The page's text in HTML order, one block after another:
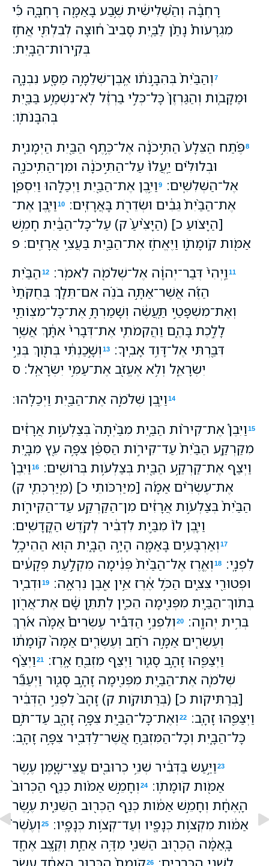
רָחְבָּ֔הּ וְהַ֨שְּׁלִישִׁ֔ית שֶׁ֥בַע בָּאַמָּ֖ה רָחְבָּ֑הּ כִּ֡י
מִגְרָעֹות֩ נָתַ֨ן לַבַּ֤יִת סָבִיב֙ ח֔וּצָה לְבִלְתִּ֖י אֲחֹ֥ז
בְּקִֽירֹות־הַבָּֽיִת׃
7 וְהַבַּ֙יִת֙ בְּהִבָּ֣נֹתֹ֔ו אֶֽבֶן־שְׁלֵמָ֥ה מַסָּ֖ע נִבְנָ֑ה
וּמַקָּבֹ֤ות וְהַגַּרְזֶן֙ כָּל־כְּלִ֣י בַרְזֶ֔ל לֹֽא־נִשְׁמַ֥ע בַּבַּ֖יִת
בְּהִבָּנֹתֹֽו׃
8פֶּ֗תַח הַצֵּלָע֙ הַתִּ֣יכֹנָ֔ה אֶל־כֶּ֥תֶף הַבַּ֖יִת הַיְמָנִ֑ית
וּבְלוּלִּ֗ים יַֽעֲלוּ֙ עַל־הַתִּ֣יכֹנָ֔ה וּמִן־הַתִּֽיכֹנָ֖ה
אֶל־הַשְּׁלִשִֽׁים׃
9 וַיִּ֥בֶן אֶת־הַבַּ֖יִת וַיְכַלֵּ֑הוּ וַיִּסְפֹּ֤ן
אֶת־הַבַּ֙יִת֙ גֵּבִ֔ים וּשְׂדֵרֹ֖ת בָּאֲרָזִֽים׃
10 וַיִּ֤בֶן אֶת־
[הַיָּצֹועַ כ] (הַיָּצִ֙יעַ֙ ק) עַל־כָּל־הַבַּ֔יִת חָמֵ֥שׁ
אַמֹּ֖ות קֹֽומָתֹ֑ו וַיֶּאֱחֹ֥ז אֶת־הַבַּ֖יִת בַּעֲצֵ֥י אֲרָזִֽים׃ פ
11 וַֽיְהִי֙ דְּבַר־יְהוָ֔ה אֶל־שְׁלֹמֹ֖ה לֵאמֹֽר׃ 12 הַבַּ֨יִת
הַזֶּ֜ה אֲשֶׁר־אַתָּ֣ה בֹנֶ֗ה אִם־תֵּלֵ֤ךְ בְּחֻקֹּתַי֙
וְאֶת־מִשְׁפָּטַ֣י תַּֽעֲשֶׂ֔ה וְשָׁמַרְתָּ֥ אֶת־כָּל־מִצְוֹתַ֖י
לָלֶ֣כֶת בָּהֶ֑ם וַהֲקִמֹתִ֤י אֶת־דְּבָרִי֙ אִתָּ֔ךְ אֲשֶׁ֥ר
דִּבַּ֖רְתִּי אֶל־דָּוִ֥ד אָבִֽיךָ׃
13 וְשָׁ֣כַנְתִּ֔י בְּתֹ֖וךְ בְּנֵ֣י
יִשְׂרָאֵ֑ל וְלֹ֥א אֶעֱזֹ֖ב אֶת־עַמִּ֥י יִשְׂרָאֵֽל׃ ס
14 וַיִּ֧בֶן שְׁלֹמֹ֛ה אֶת־הַבַּ֖יִת וַיְכַלֵּֽהוּ׃
15 וַיִּבֶן֩ אֶת־קִירֹ֨ות הַבַּ֤יִת מִבַּ֙יְתָה֙ בְּצַלְעֹ֣ות אֲרָזִ֔ים
מִקַּרְקַ֤ע הַבַּ֙יִת֙ עַד־קִירֹ֣ות הַסִּפֻּ֔ן צִפָּ֥ה עֵ֖ץ מִבָּ֑יִת
וַיְצַ֛ף אֶת־קַרְקַ֥ע הַבַּ֖יִת בְּצַלְעֹ֥ות בְּרֹושִֽׁים׃
16 וַיִּבֶן֩
אֶת־עֶשְׂרִ֨ים אַמָּ֜ה [מִיַּרְכֹּותֵי כ] (מִֽיַּרְכְּתֵ֤י ק)
הַבַּ֙יִת֙ בְּצַלְעֹ֣ות אֲרָזִ֔ים מִן־הַקַּרְקַ֖ע עַד־הַקִּירֹ֑ות
וַיִּ֤בֶן לֹו֙ מִבַּ֣יִת לִדְבִ֔יר לְקֹ֖דֶשׁ הַקֳּדָשִֽׁים׃
17 וְאַרְבָּעִ֥ים בָּאַמָּ֖ה הָיָ֣ה הַבָּ֑יִת ה֖וּא הַהֵיכָ֥ל
לִפְנָֽי׃
18 וְאֶ֤רֶז אֶל־הַבַּ֙יִת֙ פְּנִ֔ימָה מִקְלַ֣עַת פְּקָעִ֔ים
וּפְטוּרֵ֖י צִצִּ֑ים הַכֹּ֣ל אֶ֔רֶז אֵ֥ין אֶ֖בֶן נִרְאָֽה׃
19 וּדְבִ֧יר
בְּתֹוךְ־הַבַּ֛יִת מִפְּנִ֖ימָה הֵכִ֑ין לְתִתֵּ֣ן שָׁ֔ם אֶת־אֲרֹ֖ון
בְּרִ֥ית יְהוָֽה׃
20 וְלִפְנֵ֣י הַדְּבִ֡יר עֶשְׂרִים֩ אַמָּ֨ה אֹ֜רֶךְ
וְעֶשְׂרִ֧ים אַמָּ֣ה רֹ֗חַב וְעֶשְׂרִ֤ים אַמָּה֙ קֹֽומָתֹ֔ו
וַיְצַפֵּ֖הוּ זָהָ֣ב סָג֑וּר וַיְצַ֥ף מִזְבֵּ֖חַ אָֽרֶז׃
21 וַיְצַ֨ף
שְׁלֹמֹ֧ה אֶת־הַבַּ֛יִת מִפְּנִ֖ימָה זָהָ֣ב סָג֑וּר וַיְעַבֵּ֞ר
[בְּרַתִּיקֹות כ] (בְּרַתּוּקֹ֤ות ק) זָהָב֙ לִפְנֵ֣י הַדְּבִ֔יר
וַיְצַפֵּ֖הוּ זָהָֽב׃
22 וְאֶת־כָּל־הַבַּ֛יִת צִפָּ֥ה זָהָ֖ב עַד־תֹּ֣ם
כָּל־הַבָּ֑יִת וְכָל־הַמִּזְבֵּ֥חַ אֲ‍ֽשֶׁר־לַדְּבִ֖יר צִפָּ֥ה זָהָֽב׃
23 וַיַּ֣עַשׂ בַּדְּבִ֔יר שְׁנֵ֥י כְרוּבִ֖ים עֲצֵי־שָׁ֑מֶן עֶ֥שֶׂר
אַמֹּ֖ות קֹומָתֹֽו׃
24 וְחָמֵ֣שׁ אַמֹּ֗ות כְּנַ֤ף הַכְּרוּב֙
הָֽאֶחָ֔ת וְחָמֵ֣שׁ אַמֹּ֔ות כְּנַ֥ף הַכְּר֖וּב הַשֵּׁנִ֑ית עֶ֣שֶׂר
אַמֹּ֔ות מִקְצֹ֥ות כְּנָפָ֖יו וְעַד־קְצֹ֥ות כְּנָפָֽיו׃
25 וְעֶ֙שֶׂר֙
בָּֽאַמָּ֔ה הַכְּר֖וּב הַשֵּׁנִ֑י מִדָּ֥ה אַחַ֛ת וְקֶ֥צֶב אֶחָ֖ד
26